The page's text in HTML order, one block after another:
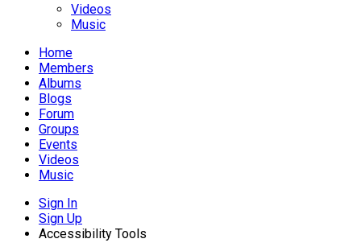
Videos
Music
Home
Members
Albums
Blogs
Forum
Groups
Events
Videos
Music
Sign In
Sign Up
Accessibility Tools